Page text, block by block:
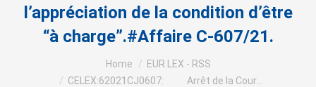
l’appréciation de la condition d’être
“à charge”.#Affaire C-607/21.
Home
EUR LEX - RSS
CELEX:62021CJ0607: Arrêt de la Cour…